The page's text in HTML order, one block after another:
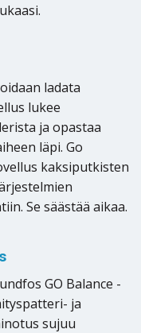
ladata
lukee
ja opastaa
läpi. Go
kaksiputkisten
Se säästää aikaa.
GO Balance -
ja
sujuu